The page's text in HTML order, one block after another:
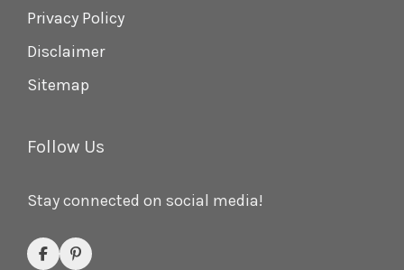
Privacy Policy
Disclaimer
Sitemap
Follow Us
Stay connected on social media!